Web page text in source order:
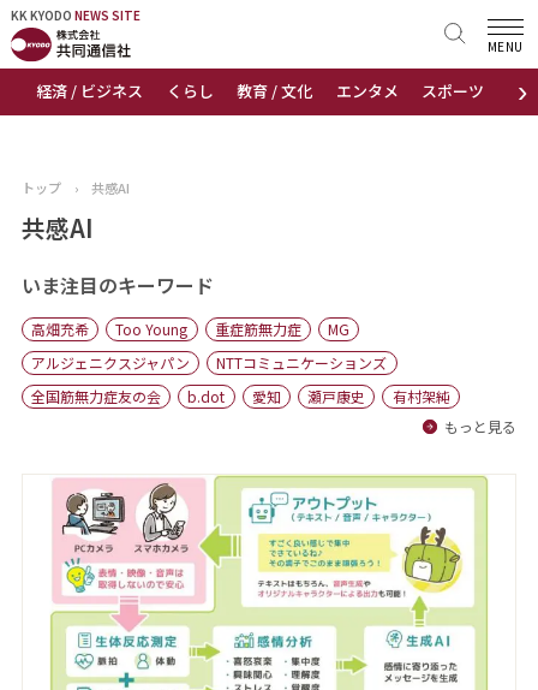
KK KYODO NEWS SITE
›
経済 / ビジネス くらし 教育 / 文化 エンタメ スポーツ 地域
MENU
KK KYODONEWS SITE
トップページ
ニュース
おすすめコンテンツ
出版物
会社概要
トップ › 共感AI
共感AI
いま注目のキーワード
高畑充希 Too Young 重症筋無力症
MG
アルジェニクスジャパン
NTTコミュニケーションズ
全国筋無力症友の会
b.dot 愛知 瀬戸康史
有村架純
もっと見る